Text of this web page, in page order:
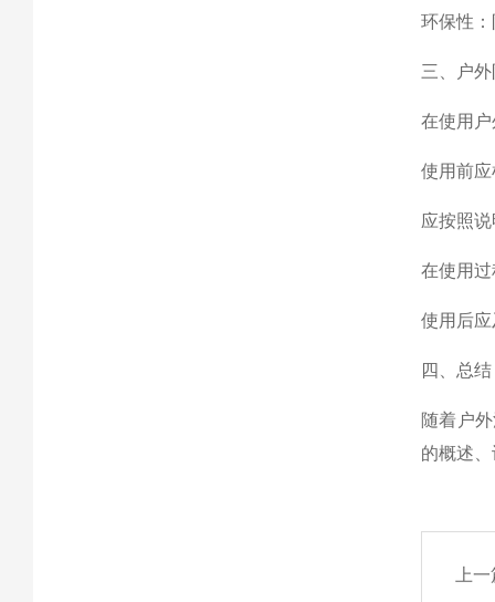
环保性
三、户
在使用
使用前
应按照
在使用
使用后
四、总结
随着户
的概述
上